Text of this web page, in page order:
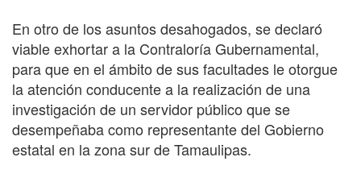
En otro de los asuntos desahogados, se declaró
viable exhortar a la Contraloría Gubernamental,
para que en el ámbito de sus facultades le otorgue
la atención conducente a la realización de una
investigación de un servidor público que se
desempeñaba como representante del Gobierno
estatal en la zona sur de Tamaulipas.